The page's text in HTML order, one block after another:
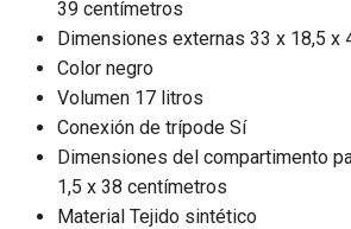
39 centímetros
Dimensiones externas 33 x 18,5 x
Color negro
Volumen 17 litros
Conexión de trípode Sí
Dimensiones del compartimento
1,5 x 38 centímetros
Material Tejido sintético